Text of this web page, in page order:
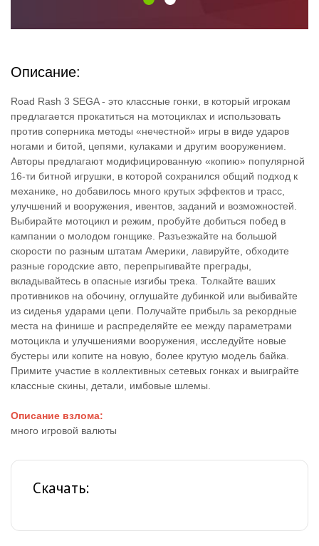
Описание:
Road Rash 3 SEGA - это классные гонки, в который игрокам
предлагается прокатиться на мотоциклах и использовать
против соперника методы «нечестной» игры в виде ударов
ногами и битой, цепями, кулаками и другим вооружением.
Авторы предлагают модифицированную «копию» популярной
16-ти битной игрушки, в которой сохранился общий подход к
механике, но добавилось много крутых эффектов и трасс,
улучшений и вооружения, ивентов, заданий и возможностей.
Выбирайте мотоцикл и режим, пробуйте добиться побед в
кампании о молодом гонщике. Разъезжайте на большой
скорости по разным штатам Америки, лавируйте, обходите
разные городские авто, перепрыгивайте преграды,
вкладывайтесь в опасные изгибы трека. Толкайте ваших
противников на обочину, оглушайте дубинкой или выбивайте
из сиденья ударами цепи. Получайте прибыль за рекордные
места на финише и распределяйте ее между параметрами
мотоцикла и улучшениями вооружения, исследуйте новые
бустеры или копите на новую, более крутую модель байка.
Примите участие в коллективных сетевых гонках и выиграйте
классные скины, детали, имбовые шлемы.
Описание взлома:
много игровой валюты
Скачать: